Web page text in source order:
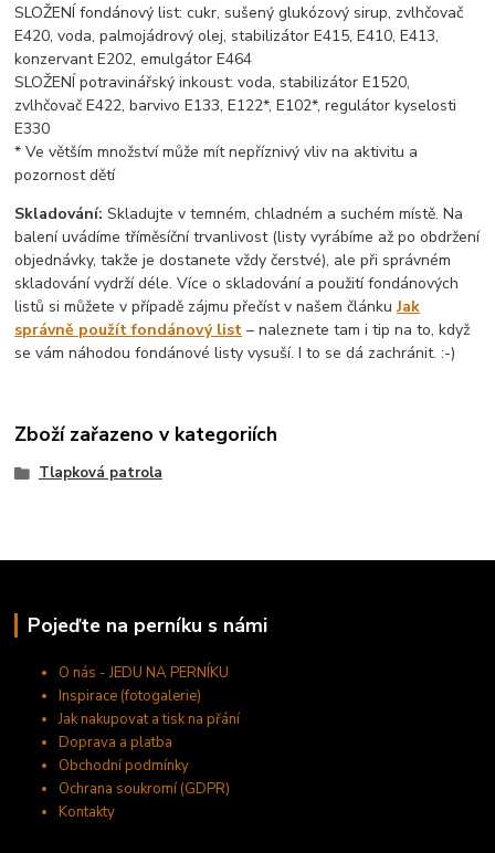
SLOŽENÍ fondánový list: cukr, sušený glukózový sirup, zvlhčovač
E420, voda, palmojádrový olej, stabilizátor E415, E410, E413,
konzervant E202, emulgátor E464
SLOŽENÍ potravinářský inkoust: voda, stabilizátor E1520,
zvlhčovač E422, barvivo E133, E122*, E102*, regulátor kyselosti
E330
* Ve větším množství může mít nepříznivý vliv na aktivitu a
pozornost dětí
Skladování: Skladujte v temném, chladném a suchém místě. Na
balení uvádíme tříměsíční trvanlivost (listy vyrábíme až po obdržení
objednávky, takže je dostanete vždy čerstvé), ale při správném
skladování vydrží déle. Více o skladování a použití fondánových
listů si můžete v případě zájmu přečíst v našem článkuJak
správně použít fondánový list – naleznete tam i tip na to, když
se vám náhodou fondánové listy vysuší. I to se dá zachránit. :-)
Zboží zařazeno v kategoriích
Tlapková patrola
Pojeďte na perníku s námi
O nás - JEDU NA PERNÍKU
Inspirace (fotogalerie)
Jak nakupovat a tisk na přání
Doprava a platba
Obchodní podmínky
Ochrana soukromí (GDPR)
Kontakty